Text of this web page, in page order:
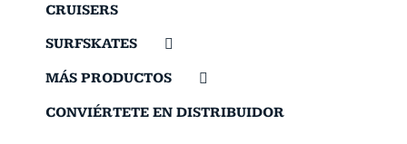
CRUISERS
SURFSKATES
MÁS PRODUCTOS
CONVIÉRTETE EN DISTRIBUIDOR